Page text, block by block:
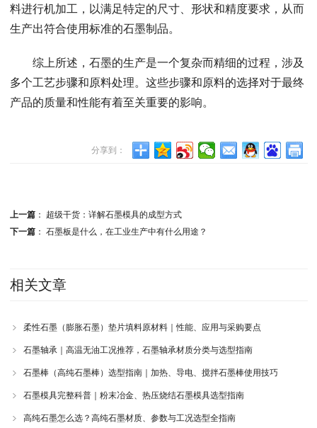
料进行机加工，以满足特定的尺寸、形状和精度要求，从而
生产出符合使用标准的石墨制品。
综上所述，石墨的生产是一个复杂而精细的过程，涉及
多个工艺步骤和原料处理。这些步骤和原料的选择对于最终
产品的质量和性能有着至关重要的影响。
分享到：
上一篇：
超级干货：详解石墨模具的成型方式
下一篇： 石墨板是什么，在工业生产中有什么用途？
相关文章
柔性石墨（膨胀石墨）垫片填料原材料｜性能、应用与采购要点
石墨轴承｜高温无油工况推荐，石墨轴承材质分类与选型指南
石墨棒（高纯石墨棒）选型指南｜加热、导电、搅拌石墨棒使用技巧
石墨模具完整科普｜粉末冶金、热压烧结石墨模具选型指南
高纯石墨怎么选？高纯石墨材质、参数与工况选型全指南